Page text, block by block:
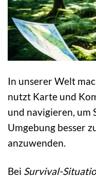
In unserer Welt
nutzt Karte und
und navigieren, um
Umgebung besser
anzuwenden.
Bei Survival-